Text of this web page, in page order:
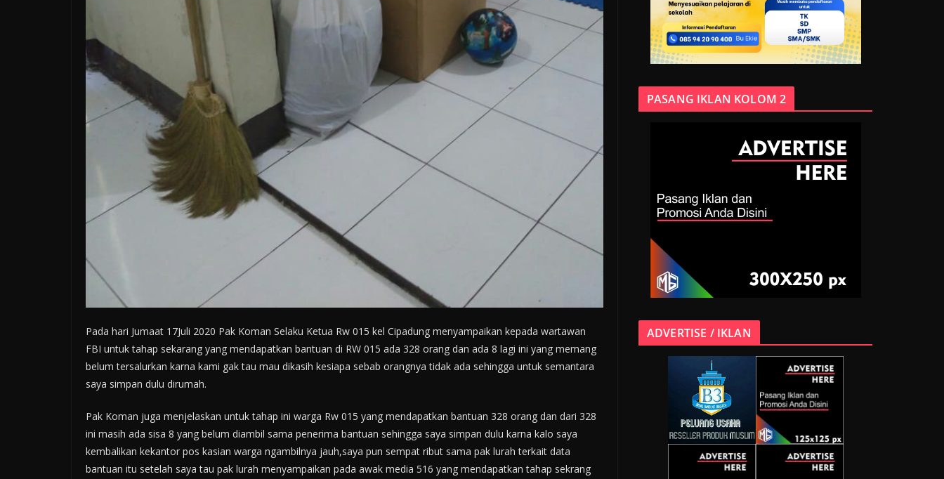
Pada hari Jumaat 17Juli 2020 Pak Koman Selaku Ketua Rw 015 kel Cipadung menyampaikan kepada wartawan
FBI untuk tahap sekarang yang mendapatkan bantuan di RW 015 ada 328 orang dan ada 8 lagi ini yang memang
belum tersalurkan karna kami gak tau mau dikasih kesiapa sebab orangnya tidak ada sehingga untuk semantara
saya simpan dulu dirumah.
Pak Koman juga menjelaskan untuk tahap ini warga Rw 015 yang mendapatkan bantuan 328 orang dan dari 328
ini masih ada sisa 8 yang belum diambil sama penerima bantuan sehingga saya simpan dulu karna kalo saya
kembalikan kekantor pos kasian warga ngambilnya jauh,saya pun sempat ribut sama pak lurah terkait data
bantuan itu setelah saya tau pak lurah menyampaikan pada awak media 516 yang mendapatkan tahap sekrang
PASANG IKLAN KOLOM 2
ADVERTISE / IKLAN